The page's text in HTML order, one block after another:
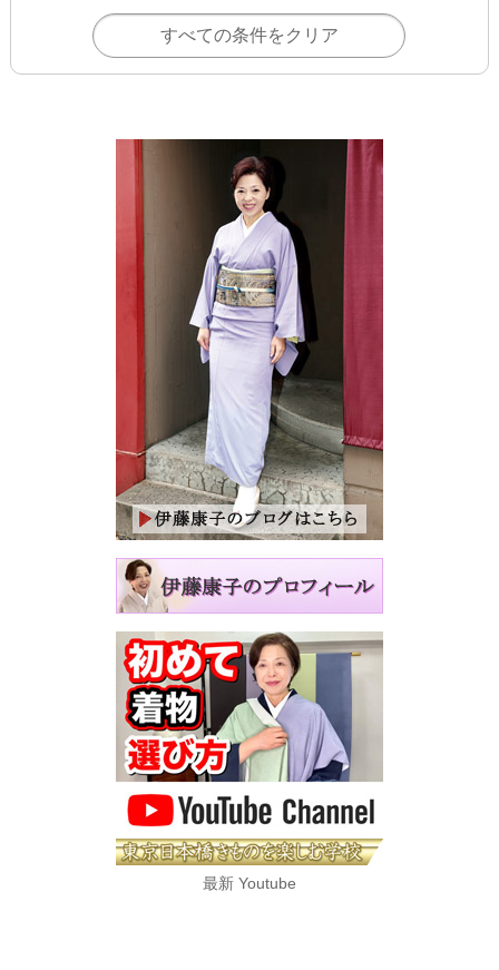
最新 Youtube